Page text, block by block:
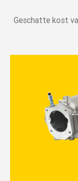
Geschatte kost